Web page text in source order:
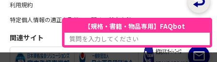
利用規約
特定個人情報の適正な取扱いに関する基本方針
関連サイト
【規格・書籍・物品専用】FAQbot
質問を入力してください